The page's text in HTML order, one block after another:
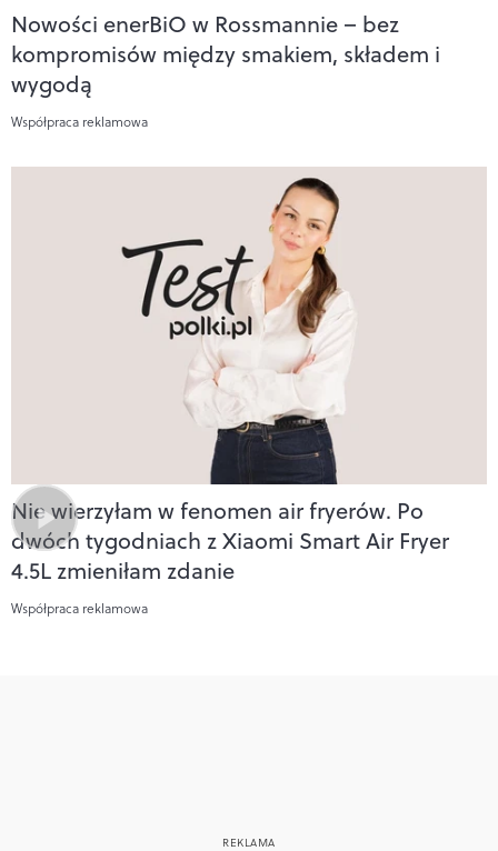
Nowości enerBiO w Rossmannie – bez
kompromisów między smakiem, składem i
wygodą
Współpraca reklamowa
Nie wierzyłam w fenomen air fryerów. Po
dwóch tygodniach z Xiaomi Smart Air Fryer
4.5L zmieniłam zdanie
Współpraca reklamowa